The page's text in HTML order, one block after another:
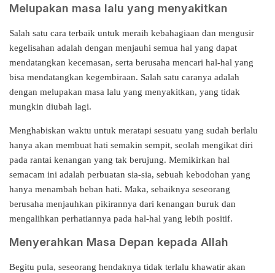
Melupakan masa lalu yang menyakitkan
Salah satu cara terbaik untuk meraih kebahagiaan dan mengusir
kegelisahan adalah dengan menjauhi semua hal yang dapat
mendatangkan kecemasan, serta berusaha mencari hal-hal yang
bisa mendatangkan kegembiraan. Salah satu caranya adalah
dengan melupakan masa lalu yang menyakitkan, yang tidak
mungkin diubah lagi.
Menghabiskan waktu untuk meratapi sesuatu yang sudah berlalu
hanya akan membuat hati semakin sempit, seolah mengikat diri
pada rantai kenangan yang tak berujung. Memikirkan hal
semacam ini adalah perbuatan sia-sia, sebuah kebodohan yang
hanya menambah beban hati. Maka, sebaiknya seseorang
berusaha menjauhkan pikirannya dari kenangan buruk dan
mengalihkan perhatiannya pada hal-hal yang lebih positif.
Menyerahkan Masa Depan kepada Allah
Begitu pula, seseorang hendaknya tidak terlalu khawatir akan